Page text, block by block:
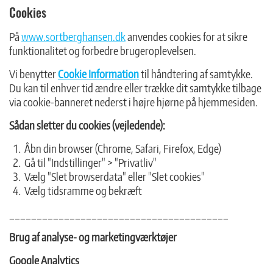
Cookies
Påwww.sortberghansen.dkanvendes cookies for at sikre
funktionalitet og forbedre brugeroplevelsen.
Vi benytterCookie Informationtil håndtering af samtykke.
Du kan til enhver tid ændre eller trække dit samtykke tilbage
via cookie-banneret nederst i højre hjørne på hjemmesiden.
Sådan sletter du cookies (vejledende):
Åbn din browser (Chrome, Safari, Firefox, Edge)
Gå til "Indstillinger" > "Privatliv"
Vælg "Slet browserdata" eller "Slet cookies"
Vælg tidsramme og bekræft
Brug af analyse- og marketingværktøjer
Google Analytics